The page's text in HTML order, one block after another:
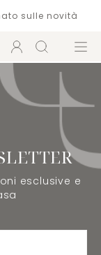
sulle novità
Account
Cerca Menù
esclusive e